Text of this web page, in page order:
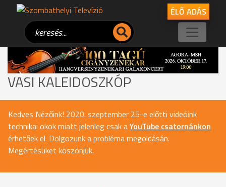
ÉLŐ ADÁS
VASI KALEIDOSZKÓP
Kedves Nézőink! 2020. szeptember 25-e előtti videóink
technikai okok miatt jelenleg csak aYouTube csatornánkon
érhetőek el. Dolgozunk a probléma megoldásán.
Megértésüket köszönjük.